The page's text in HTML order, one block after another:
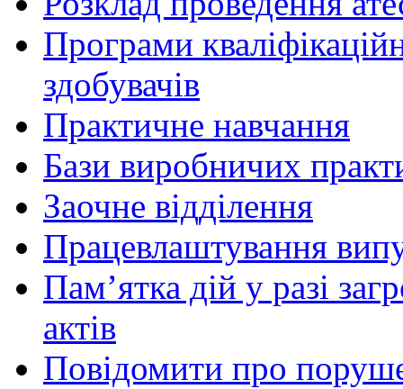
Програми
здобувачів
Практичне навчання
Бази виробничих
Заочне відділення
Працевлаштування
Пам’ятка дій у разі
актів
Повідомити про